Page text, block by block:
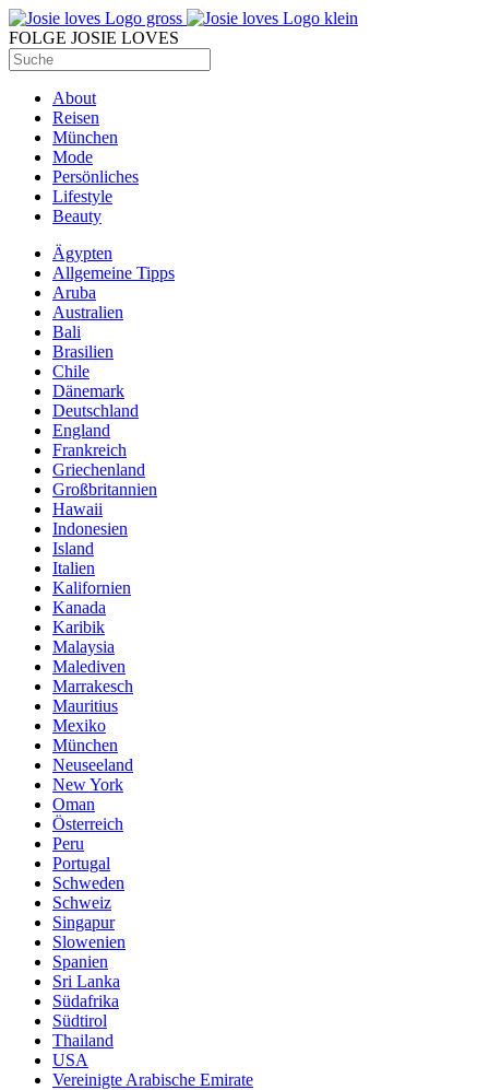
FOLGE JOSIE LOVES
About
Reisen
München
Mode
Persönliches
Lifestyle
Beauty
Ägypten
Allgemeine Tipps
Aruba
Australien
Bali
Brasilien
Chile
Dänemark
Deutschland
England
Frankreich
Griechenland
Großbritannien
Hawaii
Indonesien
Island
Italien
Kalifornien
Kanada
Karibik
Malaysia
Malediven
Marrakesch
Mauritius
Mexiko
München
Neuseeland
New York
Oman
Österreich
Peru
Portugal
Schweden
Schweiz
Singapur
Slowenien
Spanien
Sri Lanka
Südafrika
Südtirol
Thailand
USA
Vereinigte Arabische Emirate